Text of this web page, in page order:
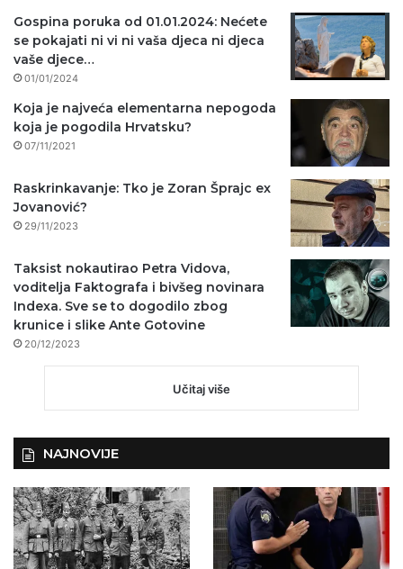
Gospina poruka od 01.01.2024: Nećete
se pokajati ni vi ni vaša djeca ni djeca
vaše djece…
01/01/2024
Koja je najveća elementarna nepogoda
koja je pogodila Hrvatsku?
07/11/2021
Raskrinkavanje: Tko je Zoran Šprajc ex
Jovanović?
29/11/2023
Taksist nokautirao Petra Vidova,
voditelja Faktografa i bivšeg novinara
Indexa. Sve se to dogodilo zbog
krunice i slike Ante Gotovine
20/12/2023
Učitaj više
NAJNOVIJE